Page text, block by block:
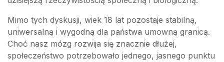
Mimo tych dyskusji, wiek 18 lat pozostaje stabilną,
uniwersalną i wygodną dla państwa umowną granicą.
Choć nasz mózg rozwija się znacznie dłużej,
społeczeństwo potrzebowało jednego, jasnego punktu